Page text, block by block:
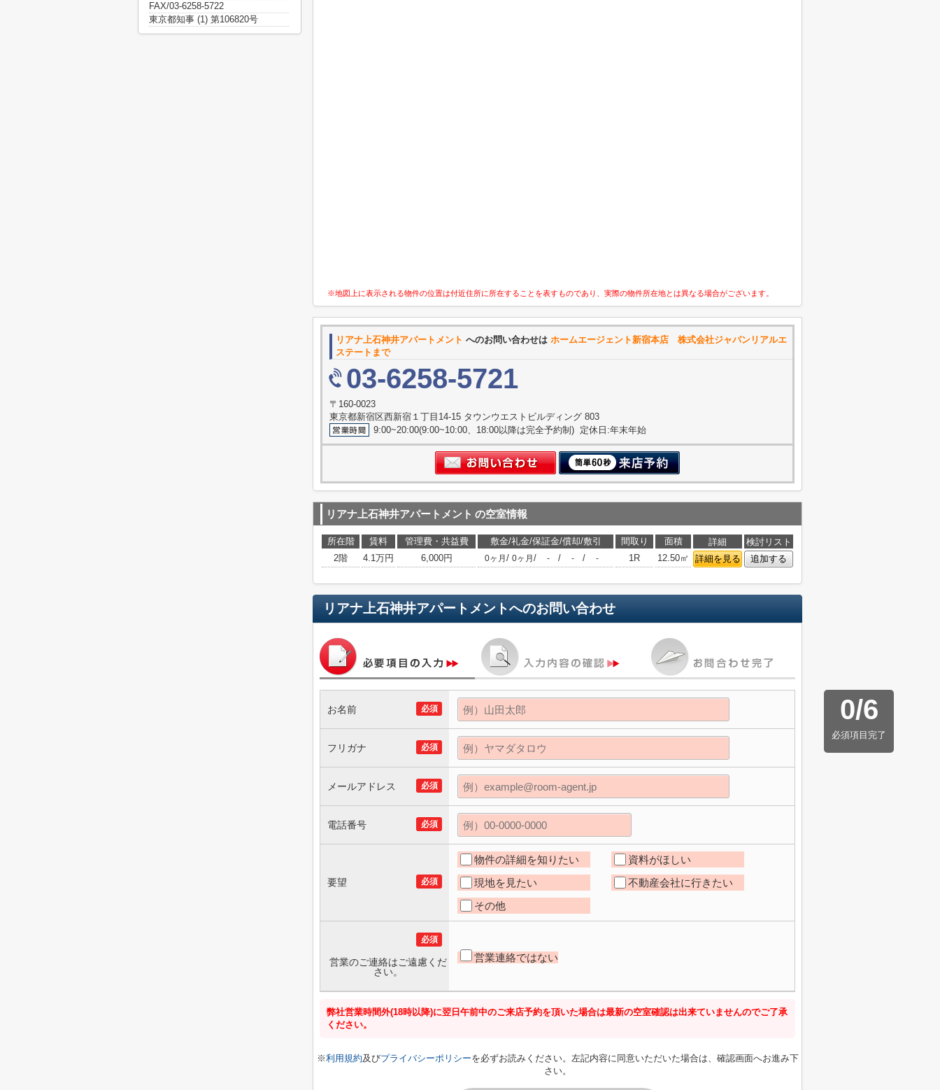
※地図上に表示される物件の位置は付近住所に所在することを表すものであり、実際の物件所在地とは異なる場合がございます。
リアナ上石神井アパートメント へのお問い合わせは ホームエージェント新宿本店 株式会社ジャパンリアルエ
ステートまで
03-6258-5721
〒160-0023
東京都新宿区西新宿１丁目14-15 タウンウエストビルディング 803
9:00~20:00(9:00~10:00、18:00以降は完全予約制) 定休日:年末年始
リアナ上石神井アパートメント の空室情報
所在階 賃料 管理費・共益費 敷金/礼金/保証金/償却/敷引 間取り 面積 詳細
検討リスト
2階
4.1万円 6,000円 0ヶ月 / 0ヶ月 / - / - / - 1R 12.50㎡ 詳細を見る 追加する
リアナ上石神井アパートメントへのお問い合わせ
0/6
必須項目完了
必須
お名前
必須
フリガナ
必須
メールアドレス
必須
電話番号
必須
要望
物件の詳細を知りたい
資料がほしい
現地を見たい
不動産会社に行きたい
その他
必須
営業のご連絡はご遠慮くだ
さい。
営業連絡ではない
弊社営業時間外(18時以降)に翌日午前中のご来店予約を頂いた場合は最新の空室確認は出来ていませんのでご了承
ください。
※利用規約及びプライバシーポリシーを必ずお読みください。左記内容に同意いただいた場合は、確認画面へお進み下
さい。
FAX/03-6258-5722
東京都知事 (1) 第106820号